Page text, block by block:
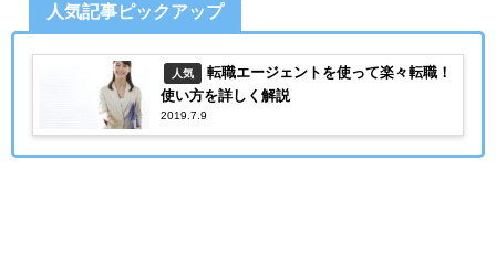
人気記事ピックアップ
人気
転職エージェントを使って楽々転職！
使い方を詳しく解説
2019.7.9